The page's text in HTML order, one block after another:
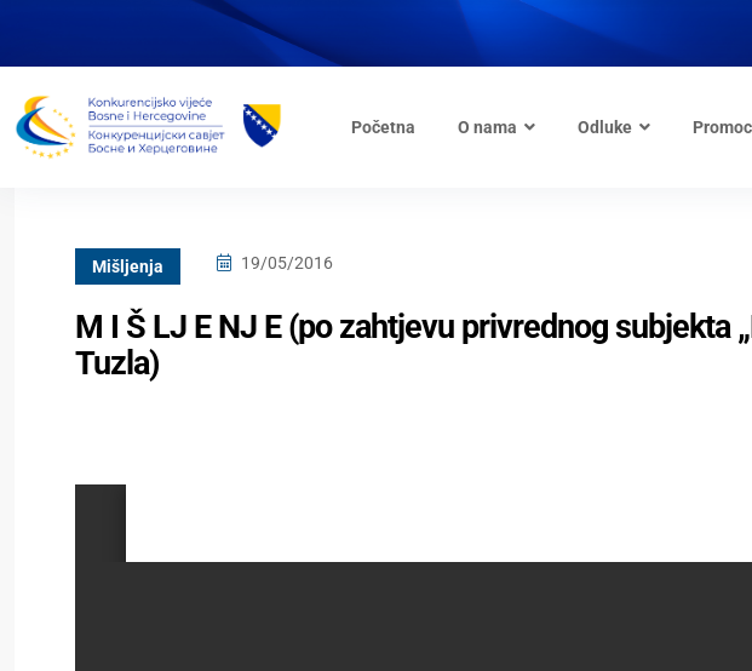
Početna O nama Odluke
Mišljenja 19/05/2016
M I Š LJ E NJ E (po zahtjevu privrednog subjekta
Tuzla)